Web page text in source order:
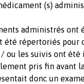
(s)
administrés ont
répertoriés pour
ou les suivis ont été
pris fin avant
donc un